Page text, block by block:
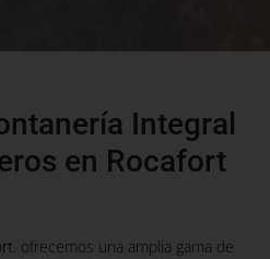
Integral
en Rocafort
, ofrecemos una amplia gama de